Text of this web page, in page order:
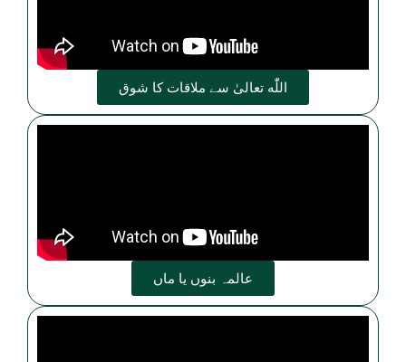
اللّٰه تعالیٰ سے ملاقات کا شوق
عالمہ بنوں یا ماں